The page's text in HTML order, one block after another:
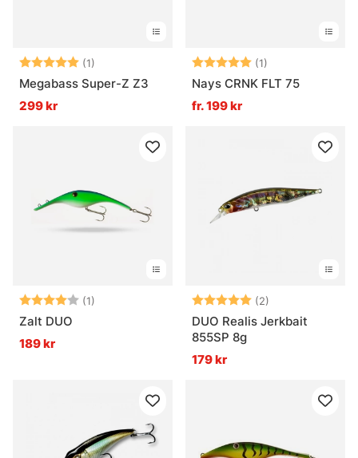
Betyg: (1)
5.0 utav 5 stjärnor
Megabass Super-Z Z3
299 kr
Betyg: (1)
Nays CRNK FLT 75
fr. 199 kr
Betyg: (1)
4.0 utav 5 stjärnor
Zalt DUO
189 kr
Betyg: (2)
DUO Realis Jerkbait
855SP 8g
179 kr